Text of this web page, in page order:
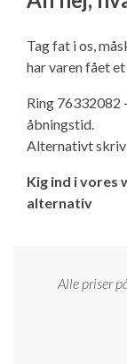
Adria
Next
Hobby
Hobby
Ny
Lille
Vil du sælge
Brugte
Isabella
Camping
Adria
Adria
Internet
Gas-
Byvand
GPS
Sikker
Tag fat i os,
har varen fået
Ring 76332082
åbningstid.
Alternativt
Kig ind i vores
alternativ
Alle priser